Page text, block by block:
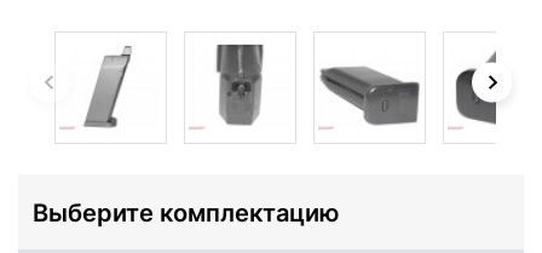
Выберите комплектацию